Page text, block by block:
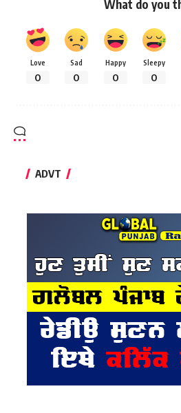
What do you
Love
0
Sad
0
Happy
0
Sleepy
0
ADVT